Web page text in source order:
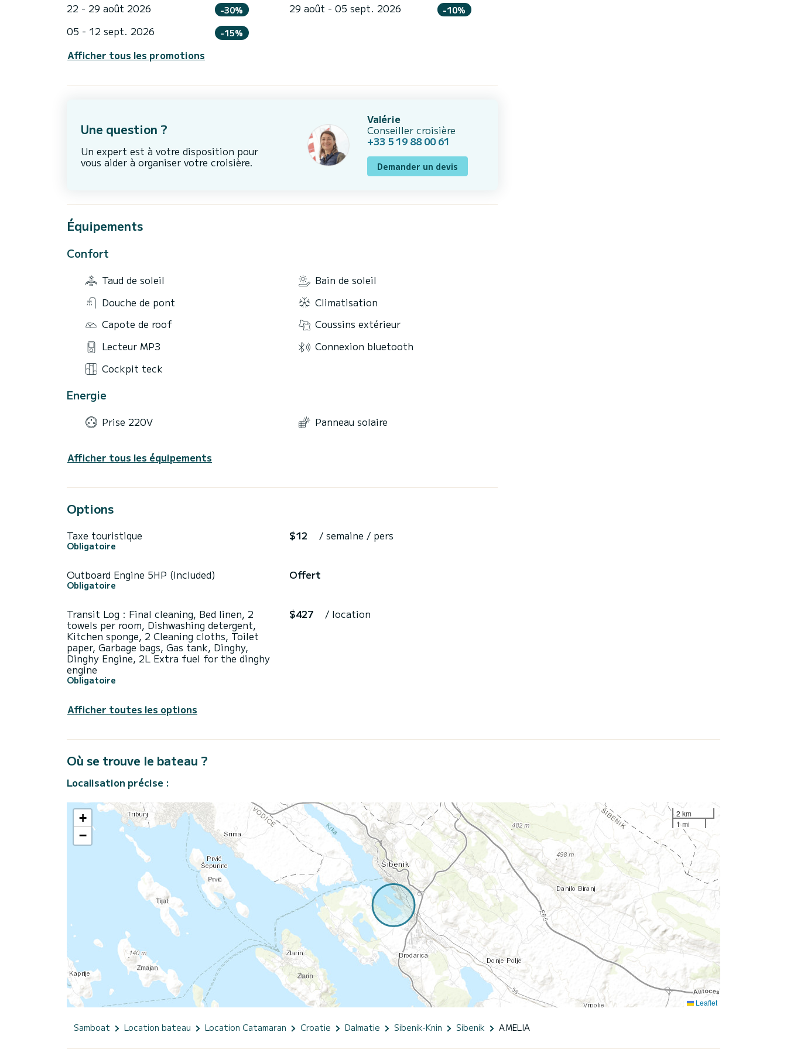
22 - 29 août 2026 -30% 29 août - 05 sept. 2026 -10%
05 - 12 sept. 2026 -15%
Afficher tous les promotions
Une question ?
Un expert est à votre disposition pour
vous aider à organiser votre croisière.
Valérie
Conseiller croisière
+33 5 19 88 00 61
Demander un devis
Équipements
Confort
Taud de soleil
Bain de soleil
Douche de pont
Climatisation
Capote de roof
Coussins extérieur
Lecteur MP3
Connexion bluetooth
Cockpit teck
Energie
Prise 220V Panneau solaire
Afficher tous les équipements
Options
Taxe touristique
Obligatoire
$12 / semaine / pers
Outboard Engine 5HP (Included)
Obligatoire
Offert
Transit Log : Final cleaning, Bed linen, 2
towels per room, Dishwashing detergent,
Kitchen sponge, 2 Cleaning cloths, Toilet
paper, Garbage bags, Gas tank, Dinghy,
Dinghy Engine, 2L Extra fuel for the dinghy
engine
Obligatoire
$427 / location
Afficher toutes les options
Où se trouve le bateau ?
Localisation précise :
+
−
2 km
1 mi
Leaflet
Samboat Location bateau Location Catamaran Croatie Dalmatie Sibenik-Knin Sibenik AMELIA